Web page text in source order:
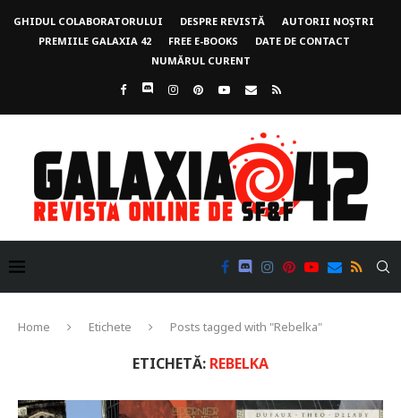
GHIDUL COLABORATORULUI DESPRE REVISTĂ
AUTORII NOȘTRI
PREMIILE GALAXIA 42
FREE E-BOOKS
DATE DE CONTACT
NUMĂRUL CURENT
Home Etichete Posts tagged with "Rebelka"
ETICHETĂ: REBELKA